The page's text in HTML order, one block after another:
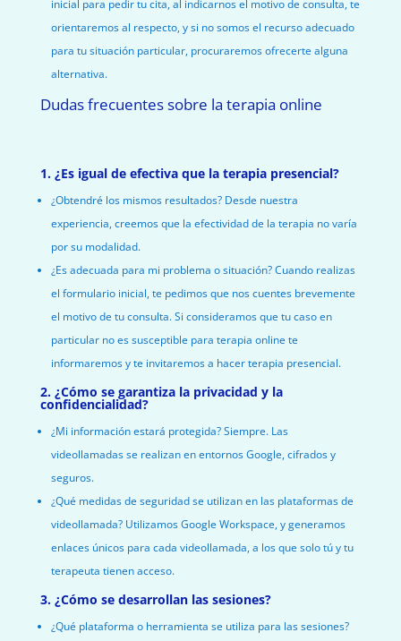
inicial para pedir tu cita, al indicarnos el motivo de consulta, te
orientaremos al respecto, y si no somos el recurso adecuado
para tu situación particular, procuraremos ofrecerte alguna
alternativa.
Dudas frecuentes sobre la terapia online
1. ¿Es igual de efectiva que la terapia presencial?
¿Obtendré los mismos resultados? Desde nuestra
experiencia, creemos que la efectividad de la terapia no varía
por su modalidad.
¿Es adecuada para mi problema o situación? Cuando realizas
el formulario inicial, te pedimos que nos cuentes brevemente
el motivo de tu consulta. Si consideramos que tu caso en
particular no es susceptible para terapia online te
informaremos y te invitaremos a hacer terapia presencial.
2. ¿Cómo se garantiza la privacidad y la
confidencialidad?
¿Mi información estará protegida? Siempre. Las
videollamadas se realizan en entornos Google, cifrados y
seguros.
¿Qué medidas de seguridad se utilizan en las plataformas de
videollamada? Utilizamos Google Workspace, y generamos
enlaces únicos para cada videollamada, a los que solo tú y tu
terapeuta tienen acceso.
3. ¿Cómo se desarrollan las sesiones?
¿Qué plataforma o herramienta se utiliza para las sesiones?